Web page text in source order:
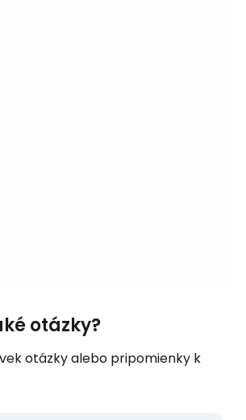
otázky?
otázky alebo pripomienky k